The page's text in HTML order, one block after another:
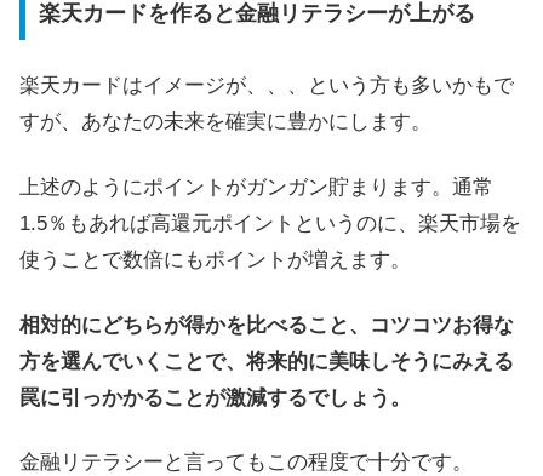
楽天カードを作ると金融リテラシーが上がる
楽天カードはイメージが、、、という方も多いかもで
すが、あなたの未来を確実に豊かにします。
上述のようにポイントがガンガン貯まります。通常
1.5％もあれば高還元ポイントというのに、楽天市場を
使うことで数倍にもポイントが増えます。
相対的にどちらが得かを比べること、コツコツお得な
方を選んでいくことで、将来的に美味しそうにみえる
罠に引っかかることが激減するでしょう。
金融リテラシーと言ってもこの程度で十分です。